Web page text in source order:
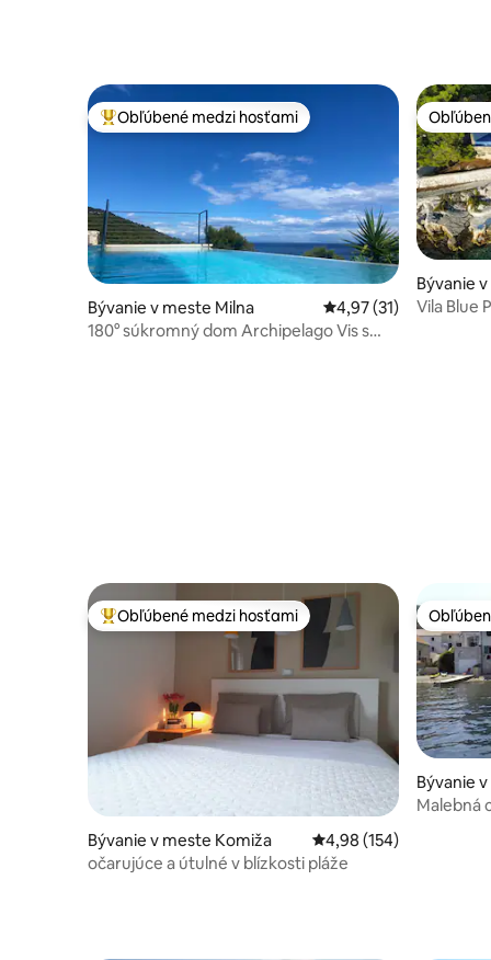
Najobľúbenejšie medzi hosťami
Obľúbené medzi hosťami
Bývanie v meste Milna Priemerné
4,97 (31)
180° súkromný dom Archipelago Vis s
Bývanie
Vila Blue
Najobľúbenejšie medzi hosťami
Obľúbené medzi hosťami
Bývanie v meste Komiža Priemerné
4,98 (154)
očarujúce a útulné v blízkosti pláže
Bývanie
Malebná